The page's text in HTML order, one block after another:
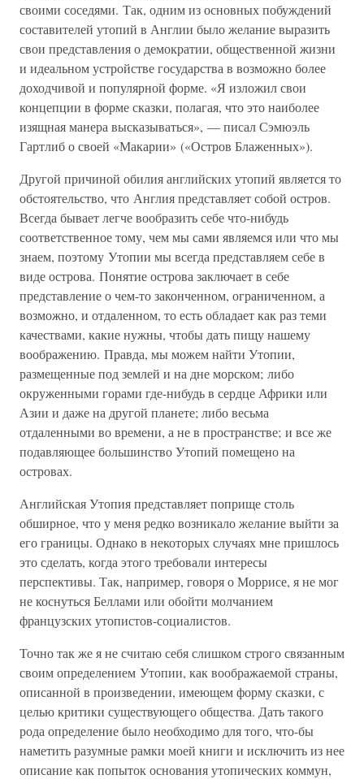
своими соседями. Так, одним из основных побуждений
составителей утопий в Англии было желание выразить
свои представления о демократии, общественной жизни
и идеальном устройстве государства в возможно более
доходчивой и популярной форме. «Я изложил свои
концепции в форме сказки, полагая, что это наиболее
изящная манера высказываться», — писал Сэмюэль
Гартлиб о своей «Макарии» («Остров Блаженных»).
Другой причиной обилия английских утопий является то
обстоятельство, что Англия представляет собой остров.
Всегда бывает легче вообразить себе что-нибудь
соответственное тому, чем мы сами являемся или что мы
знаем, поэтому Утопии мы всегда представляем себе в
виде острова. Понятие острова заключает в себе
представление о чем-то законченном, ограниченном, а
возможно, и отдаленном, то есть обладает как раз теми
качествами, какие нужны, чтобы дать пищу нашему
воображению. Правда, мы можем найти Утопии,
размещенные под землей и на дне морском; либо
окруженными горами где-нибудь в сердце Африки или
Азии и даже на другой планете; либо весьма
отдаленными во времени, а не в пространстве; и все же
подавляющее большинство Утопий помещено на
островах.
Английская Утопия представляет поприще столь
обширное, что у меня редко возникало желание выйти за
его границы. Однако в некоторых случаях мне пришлось
это сделать, когда этого требовали интересы
перспективы. Так, например, говоря о Моррисе, я не мог
не коснуться Беллами или обойти молчанием
французских утопистов-социалистов.
Точно так же я не считаю себя слишком строго связанным
своим определением Утопии, как воображаемой страны,
описанной в произведении, имеющем форму сказки, с
целью критики существующего общества. Дать такого
рода определение было необходимо для того, что-бы
наметить разумные рамки моей книги и исключить из нее
описание как попыток основания утопических коммун,